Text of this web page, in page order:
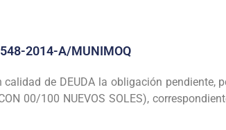
2014-A/MUNIMOQ
de DEUDA la obligación pendiente,
00/100 NUEVOS SOLES),